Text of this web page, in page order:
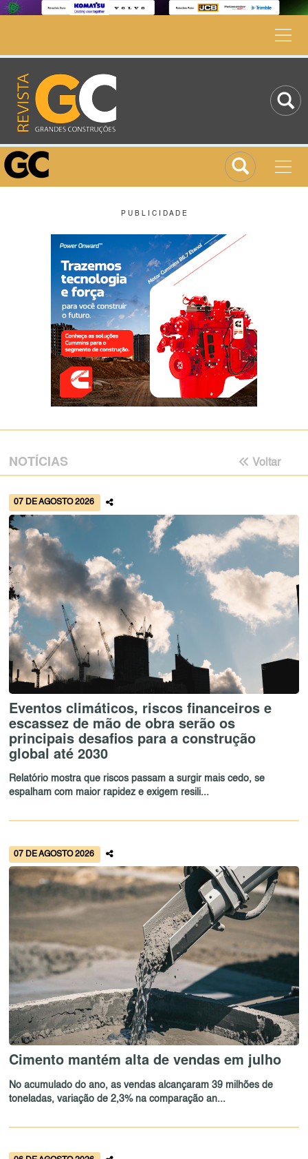
P U B L I C I D A D E
NOTÍCIAS Voltar
07 DE AGOSTO 2026
Eventos climáticos, riscos financeiros e
escassez de mão de obra serão os
principais desafios para a construção
global até 2030
Relatório mostra que riscos passam a surgir mais cedo, se
espalham com maior rapidez e exigem resili...
07 DE AGOSTO 2026
Cimento mantém alta de vendas em julho
No acumulado do ano, as vendas alcançaram 39 milhões de
toneladas, variação de 2,3% na comparação an...